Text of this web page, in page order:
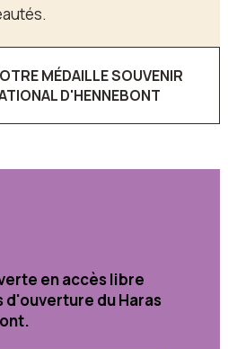
MÉDAILLE SOUVENIR
D'HENNEBONT
en accès libre
d'ouverture du Haras